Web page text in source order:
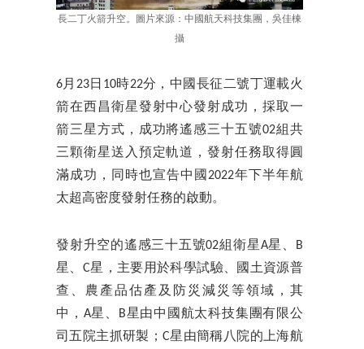
長二丁火箭升空。圖片來源：中國航天科技集團，吳佳棟
攝
6月23日10時22分，中國長征二號丁運載火
箭在西昌衛星發射中心發射成功，採取一
箭三星方式，成功將遙感三十五號02組共
三顆衛星送入預定軌道，發射任務取得圓
滿成功，同時也宣告中國2022年下半年航
太超高密度發射任務的啟動。
發射升空的遙感三十五號02組衛星A星、B
星、C星，主要用於科學試驗、國土資源普
查、農產品估產及防災減災等領域，其
中，A星、B星由中國航太科技集團有限公
司五院主抓研製；C星由簡稱八院的上海航